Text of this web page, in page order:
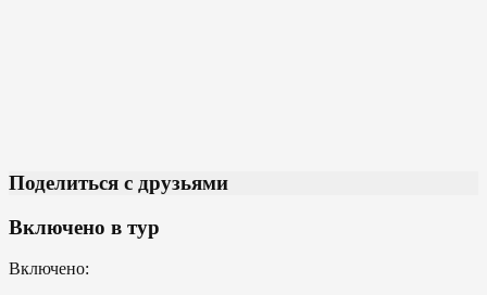
Поделиться с друзьями
Включено в тур
Включено: